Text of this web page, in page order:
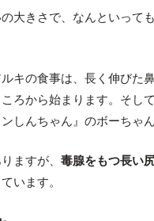
大きさで、なんといって
キの食事は、長く伸びた
ろから始まります。そし
しんちゃん』のボーちゃ
ますが、毒腺をもつ長い
います。